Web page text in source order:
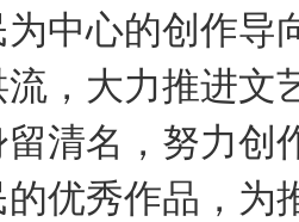
为中心的创作导
，大力推进文
清名，努力创
优秀作品，为